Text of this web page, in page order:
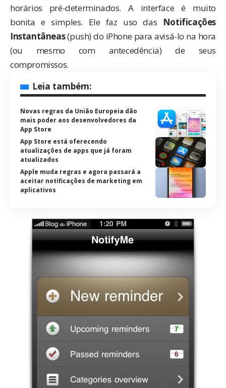
horários pré-determinados. A interface é muito
bonita e simples. Ele faz uso das Notificações
Instantâneas(push) do iPhone para avisá-lo na hora
(ou mesmo com antecedência) de seus
compromissos.
Leia também:
Novas regras da União Europeia dão
mais poder aos desenvolvedores da
App Store
App Store está oferecendo
atualizações de apps que já foram
atualizados
Apple muda regras e agora passará a
aceitar notificações de marketing em
aplicativos